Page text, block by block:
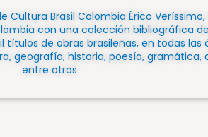
Cultura Brasil Colombia Érico Veríssimo,
con una colección bibliográfica de
de obras brasileñas, en todas las
geografía, historia, poesía, gramática,
entre otras